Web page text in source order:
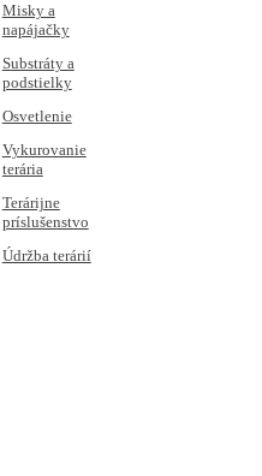
Misky a
napájačky
Substráty a
podstielky
Osvetlenie
Vykurovanie
terária
Terárijne
príslušenstvo
Údržba terárií